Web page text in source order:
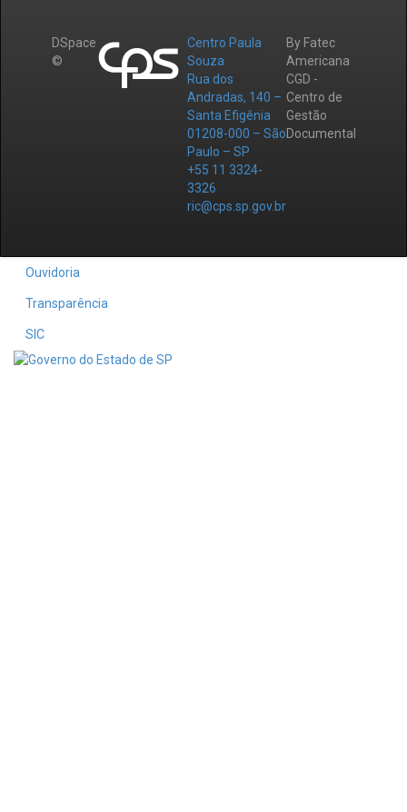
DSpace
©
Centro Paula
Souza
Rua dos
Andradas, 140 –
Santa Efigênia
01208-000 – São
Paulo – SP
+55 11 3324-
3326
ric@cps.sp.gov.br
By Fatec
Americana
CGD -
Centro de
Gestão
Documental
Ouvidoria
Transparência
SIC